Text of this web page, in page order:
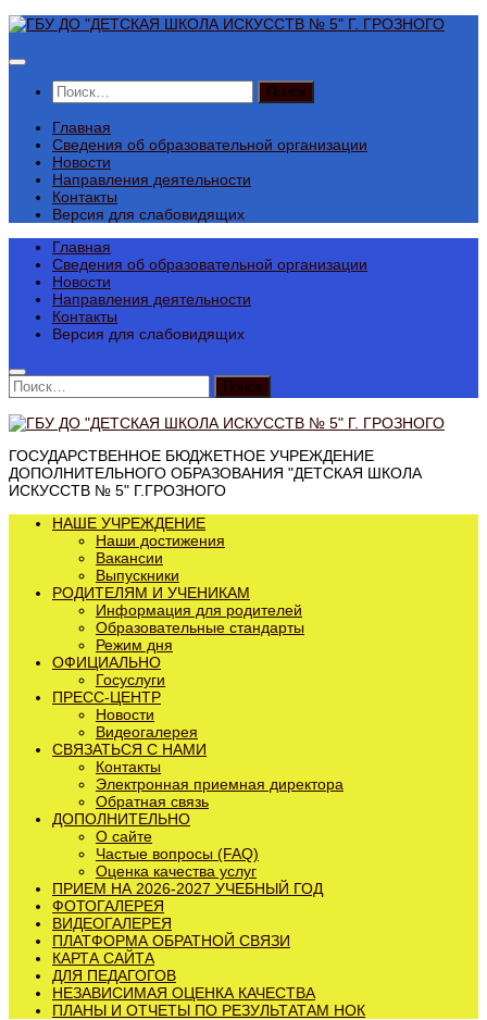
Перейти
содержимому
Найти:
Главная
Сведения об образовательной организации
Новости
Направления деятельности
Контакты
Версия для слабовидящих
Главная
Сведения об образовательной организации
Новости
Направления деятельности
Контакты
Версия для слабовидящих
Найти:
ГОСУДАРСТВЕННОЕ БЮДЖЕТНОЕ УЧРЕЖДЕНИЕ
ДОПОЛНИТЕЛЬНОГО ОБРАЗОВАНИЯ "ДЕТСКАЯ ШКОЛА
ИСКУССТВ № 5" Г.ГРОЗНОГО
НАШЕ УЧРЕЖДЕНИЕ
Наши достижения
Вакансии
Выпускники
РОДИТЕЛЯМ И УЧЕНИКАМ
Информация для родителей
Образовательные стандарты
Режим дня
ОФИЦИАЛЬНО
Госуслуги
ПРЕСС-ЦЕНТР
Новости
Видеогалерея
СВЯЗАТЬСЯ С НАМИ
Контакты
Электронная приемная директора
Обратная связь
ДОПОЛНИТЕЛЬНО
О сайте
Частые вопросы (FAQ)
Оценка качества услуг
ПРИЕМ НА 2026-2027 УЧЕБНЫЙ ГОД
ФОТОГАЛЕРЕЯ
ВИДЕОГАЛЕРЕЯ
ПЛАТФОРМА ОБРАТНОЙ СВЯЗИ
КАРТА САЙТА
ДЛЯ ПЕДАГОГОВ
НЕЗАВИСИМАЯ ОЦЕНКА КАЧЕСТВА
ПЛАНЫ И ОТЧЕТЫ ПО РЕЗУЛЬТАТАМ НОК